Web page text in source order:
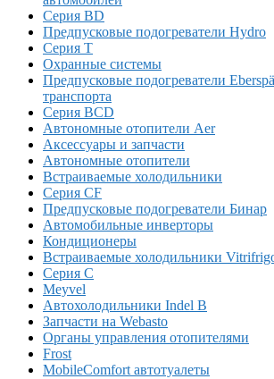
Серия BD
Предпусковые подогреватели Hydro
Серия T
Охранные системы
Предпусковые подогреватели
транспорта
Серия BCD
Автономные отопители Аer
Аксессуары и запчасти
Автономные отопители
Встраиваемые холодильники
Серия CF
Предпусковые подогреватели Бинар
Автомобильные инверторы
Кондиционеры
Встраиваемые холодильники
Серия C
Meyvel
Автохолодильники Indel B
Запчасти на Webasto
Органы управления отопителями
Frost
MobileComfort автотуалеты